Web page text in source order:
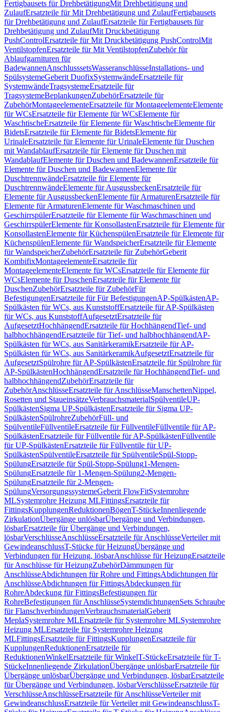
Fertigbausets für DrehbetätigungMit Drehbetätigung und
ZulaufErsatzteile für Mit Drehbetätigung und ZulaufFertigbausets
für Drehbetätigung und ZulaufErsatzteile für Fertigbausets für
Drehbetätigung und ZulaufMit Druckbetätigung
PushControlErsatzteile für Mit Druckbetätigung PushControlMit
VentilstopfenErsatzteile für Mit VentilstopfenZubehör für
Ablaufgarnituren für
BadewannenAnschlusssetsWasseranschlüsseInstallations- und
SpülsystemeGeberit DuofixSystemwändeErsatzteile für
SystemwändeTragsystemeErsatzteile für
TragsystemeBeplankungenZubehörErsatzteile für
ZubehörMontageelementeErsatzteile für MontageelementeElemente
für WCsErsatzteile für Elemente für WCsElemente für
WaschtischeErsatzteile für Elemente für WaschtischeElemente für
BidetsErsatzteile für Elemente für BidetsElemente für
UrinaleErsatzteile für Elemente für UrinaleElemente für Duschen
mit WandablaufErsatzteile für Elemente für Duschen mit
WandablaufElemente für Duschen und BadewannenErsatzteile für
Elemente für Duschen und BadewannenElemente für
DuschtrennwändeErsatzteile für Elemente für
DuschtrennwändeElemente für AusgussbeckenErsatzteile für
Elemente für AusgussbeckenElemente für ArmaturenErsatzteile für
Elemente für ArmaturenElemente für Waschmaschinen und
GeschirrspülerErsatzteile für Elemente für Waschmaschinen und
GeschirrspülerElemente für KonsollastenErsatzteile für Elemente für
KonsollastenElemente für KüchenspülenErsatzteile für Elemente für
KüchenspülenElemente für WandspeicherErsatzteile für Elemente
für WandspeicherZubehörErsatzteile für ZubehörGeberit
KombifixMontageelementeErsatzteile für
MontageelementeElemente für WCsErsatzteile für Elemente für
WCsElemente für DuschenErsatzteile für Elemente für
DuschenZubehörErsatzteile für ZubehörFür
BefestigungenErsatzteile für Für BefestigungenAP-SpülkästenAP-
Spülkästen für WCs, aus KunststoffErsatzteile für AP-Spülkästen
für WCs, aus KunststoffAufgesetztErsatzteile für
AufgesetztHochhängendErsatzteile für HochhängendTief- und
halbhochhängendErsatzteile für Tief- und halbhochhängendAP-
Spülkästen für WCs, aus SanitärkeramikErsatzteile für AP-
Spülkästen für WCs, aus SanitärkeramikAufgesetztErsatzteile für
AufgesetztSpülrohre für AP-SpülkästenErsatzteile für Spülrohre für
AP-SpülkästenHochhängendErsatzteile für HochhängendTief- und
halbhochhängendZubehörErsatzteile für
ZubehörAnschlüsseErsatzteile für AnschlüsseManschettenNippel,
Rosetten und StaueinsätzeVerbrauchsmaterialSpülventileUP-
SpülkästenSigma UP-SpülkästenErsatzteile für Sigma UP-
SpülkästenSpülrohreZubehörFüll- und
SpülventileFüllventileErsatzteile für FüllventileFüllventile für AP-
SpülkästenErsatzteile für Füllventile für AP-SpülkästenFüllventile
für UP-SpülkästenErsatzteile für Füllventile für UP-
SpülkästenSpülventileErsatzteile für SpülventileSpül-Stopp-
SpülungErsatzteile für Spül-Stopp-Spülung1-Mengen-
SpülungErsatzteile für 1-Mengen-Spülung2-Mengen-
SpülungErsatzteile für 2-Mengen-
SpülungVersorgungssystemeGeberit FlowFitSystemrohre
MLSystemrohre Heizung MLFittingsErsatzteile für
FittingsKupplungenReduktionenBögenT-StückeInnenliegende
ZirkulationÜbergänge unlösbarÜbergänge und Verbindungen,
lösbarErsatzteile für Übergänge und Verbindungen,
lösbarVerschlüsseAnschlüsseErsatzteile für AnschlüsseVerteiler mit
GewindeanschlussT-Stücke für HeizungÜbergänge und
Verbindungen für Heizung, lösbarAnschlüsse für HeizungErsatzteile
für Anschlüsse für HeizungZubehörDämmungen für
AnschlüsseAbdichtungen für Rohre und FittingsAbdichtungen für
AnschlüsseAbdichtungen für FittingsAbdeckungen für
RohreAbdeckung für FittingsBefestigungen für
RohreBefestigungen für AnschlüsseSystemdichtungenSets Schraube
für FlanschverbindungenVerbrauchsmaterialGeberit
MeplaSystemrohre MLErsatzteile für Systemrohre MLSystemrohre
Heizung MLErsatzteile für Systemrohre Heizung
MLFittingsErsatzteile für FittingsKupplungenErsatzteile für
KupplungenReduktionenErsatzteile für
ReduktionenWinkelErsatzteile für WinkelT-StückeErsatzteile für T-
StückeInnenliegende ZirkulationÜbergänge unlösbarErsatzteile für
Übergänge unlösbarÜbergänge und Verbindungen, lösbarErsatzteile
für Übergänge und Verbindungen, lösbarVerschlüsseErsatzteile für
VerschlüsseAnschlüsseErsatzteile für AnschlüsseVerteiler mit
GewindeanschlussErsatzteile für Verteiler mit GewindeanschlussT-